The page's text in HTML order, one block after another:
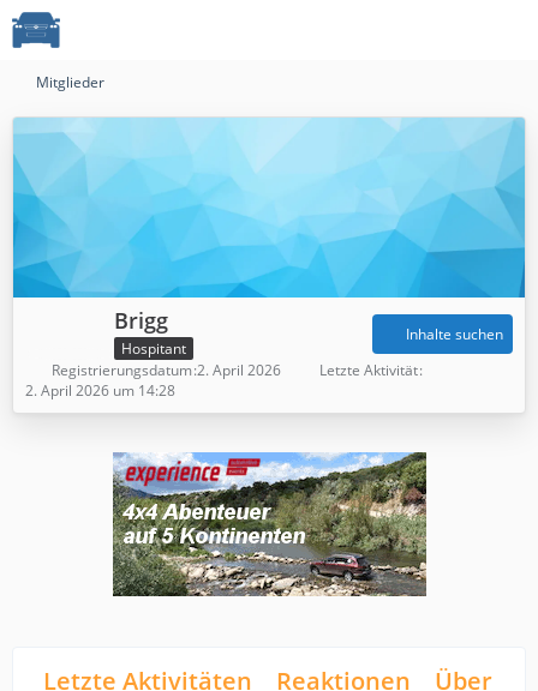
Mitglieder
Brigg
Hospitant
Inhalte suchen
Registrierungsdatum 2. April 2026
Letzte Aktivität
2. April 2026 um 14:28
Letzte Aktivitäten Reaktionen Über